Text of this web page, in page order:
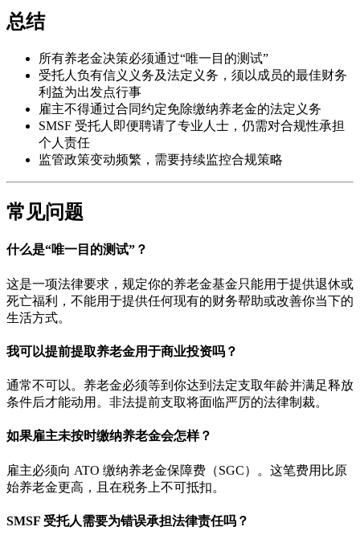
总结
所有养老金决策必须通过“唯一目的测试”
受托人负有信义义务及法定义务，须以成员的最佳财务
利益为出发点行事
雇主不得通过合同约定免除缴纳养老金的法定义务
SMSF 受托人即便聘请了专业人士，仍需对合规性承担
个人责任
监管政策变动频繁，需要持续监控合规策略
常见问题
什么是“唯一目的测试”？
这是一项法律要求，规定你的养老金基金只能用于提供退休或
死亡福利，不能用于提供任何现有的财务帮助或改善你当下的
生活方式。
我可以提前提取养老金用于商业投资吗？
通常不可以。养老金必须等到你达到法定支取年龄并满足释放
条件后才能动用。非法提前支取将面临严厉的法律制裁。
如果雇主未按时缴纳养老金会怎样？
雇主必须向 ATO 缴纳养老金保障费（SGC）。这笔费用比原
始养老金更高，且在税务上不可抵扣。
SMSF 受托人需要为错误承担法律责任吗？